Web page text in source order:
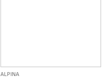
ALPINA